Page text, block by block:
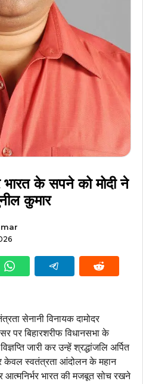
के सपने को मोदी ने
कुमार
सेनानी विनायक दामोदर
पर बिहारशरीफ विधानसभा के
जारी कर उन्हें श्रद्धांजलि अर्पित
केवल स्वतंत्रता आंदोलन के महान
भारत की मजबूत सोच रखने